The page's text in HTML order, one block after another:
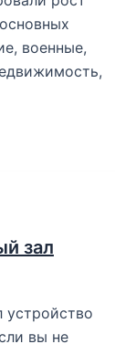
военные,
зал
вы не